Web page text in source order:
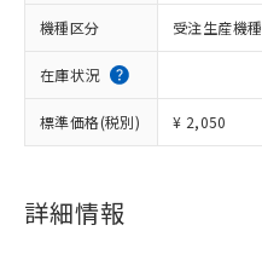
機種区分 受注生産機種
在庫状況
標準価格(税別) ¥ 2,050
詳細情報